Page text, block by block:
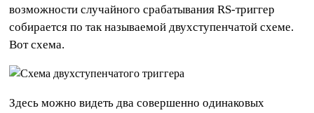
возможности случайного срабатывания RS-триггер
собирается по так называемой двухступенчатой схеме.
Вот схема.
Здесь можно видеть два совершенно одинаковых